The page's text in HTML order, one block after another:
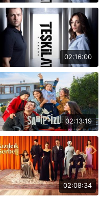
02:16:00
02:13:19
02:08:34